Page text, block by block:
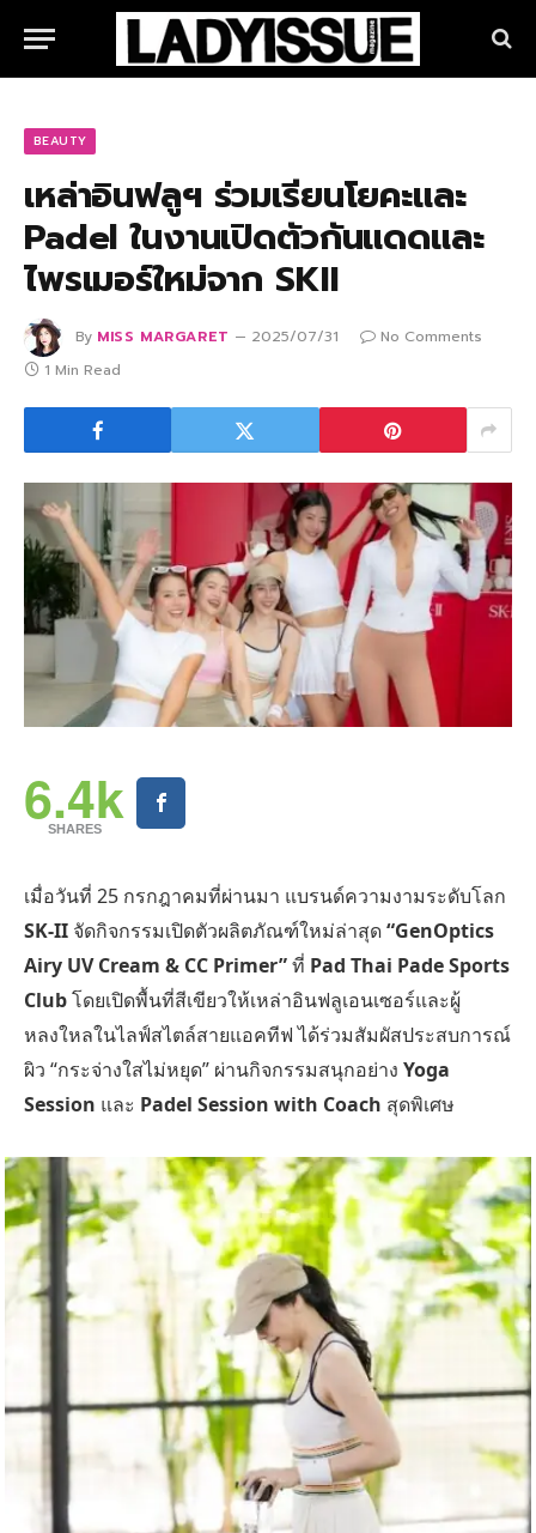
BEAUTY
เหล่าอินฟลูฯ ร่วมเรียนโยคะและ
Padel ในงานเปิดตัวกันแดดและ
ไพรเมอร์ใหม่จาก SKII
By MISS MARGARET 2025/07/31
No Comments
1 Min Read
6.4k
SHARES
เมื่อวันที่ 25 กรกฎาคมที่ผ่านมา แบรนด์ความงามระดับโลก
SK-II จัดกิจกรรมเปิดตัวผลิตภัณฑ์ใหม่ล่าสุด“GenOptics
Airy UV Cream & CC Primer”ที่ Pad Thai Pade Sports
Clubโดยเปิดพื้นที่สีเขียวให้เหล่าอินฟลูเอนเซอร์และผู้
หลงใหลในไลฟ์สไตล์สายแอคทีฟ ได้ร่วมสัมผัสประสบการณ์
ผิว “กระจ่างใสไม่หยุด” ผ่านกิจกรรมสนุกอย่าง Yoga
Session และ Padel Session with Coach สุดพิเศษ